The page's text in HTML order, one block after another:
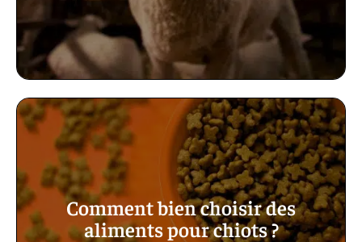
Comment bien choisir des
aliments pour chiots ?